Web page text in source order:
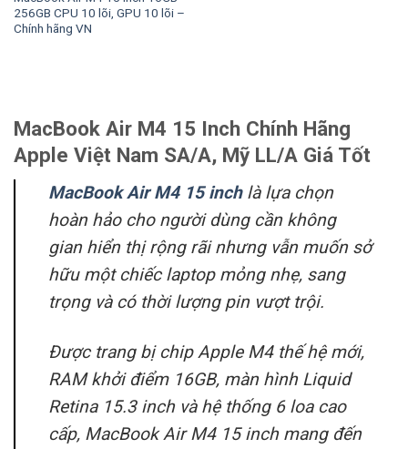
256GB CPU 10 lõi, GPU 10 lõi –
Chính hãng VN
MacBook Air M4 15 Inch Chính Hãng
Apple Việt Nam SA/A, Mỹ LL/A Giá Tốt
MacBook Air M4 15 inchlà lựa chọn
hoàn hảo cho người dùng cần không
gian hiển thị rộng rãi nhưng vẫn muốn sở
hữu một chiếc laptop mỏng nhẹ, sang
trọng và có thời lượng pin vượt trội.
Được trang bị chip Apple M4 thế hệ mới,
RAM khởi điểm 16GB, màn hình Liquid
Retina 15.3 inch và hệ thống 6 loa cao
cấp, MacBook Air M4 15 inch mang đến